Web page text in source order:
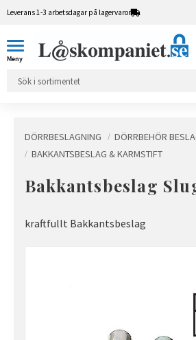
Leverans 1-3 arbetsdagar på lagervaror
DÖRRBESLAGNING
DÖRRBEHÖR
BAKKANTSBESLAG & KARMSTIFT
Bakkantsbeslag
kraftfullt Bakkantsbeslag